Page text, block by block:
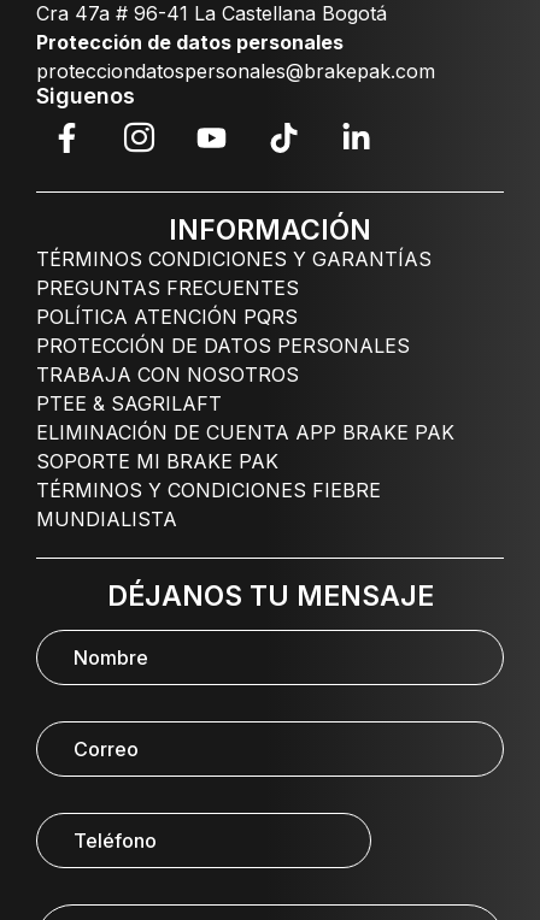
Cra 47a # 96-41 La Castellana Bogotá
Protección de datos personales
protecciondatospersonales@brakepak.com
Siguenos
INFORMACIÓN
TÉRMINOS CONDICIONES Y GARANTÍAS
PREGUNTAS FRECUENTES
POLÍTICA ATENCIÓN PQRS
PROTECCIÓN DE DATOS PERSONALES
TRABAJA CON NOSOTROS
PTEE & SAGRILAFT
ELIMINACIÓN DE CUENTA APP BRAKE PAK
SOPORTE MI BRAKE PAK
TÉRMINOS Y CONDICIONES FIEBRE
MUNDIALISTA
DÉJANOS TU MENSAJE